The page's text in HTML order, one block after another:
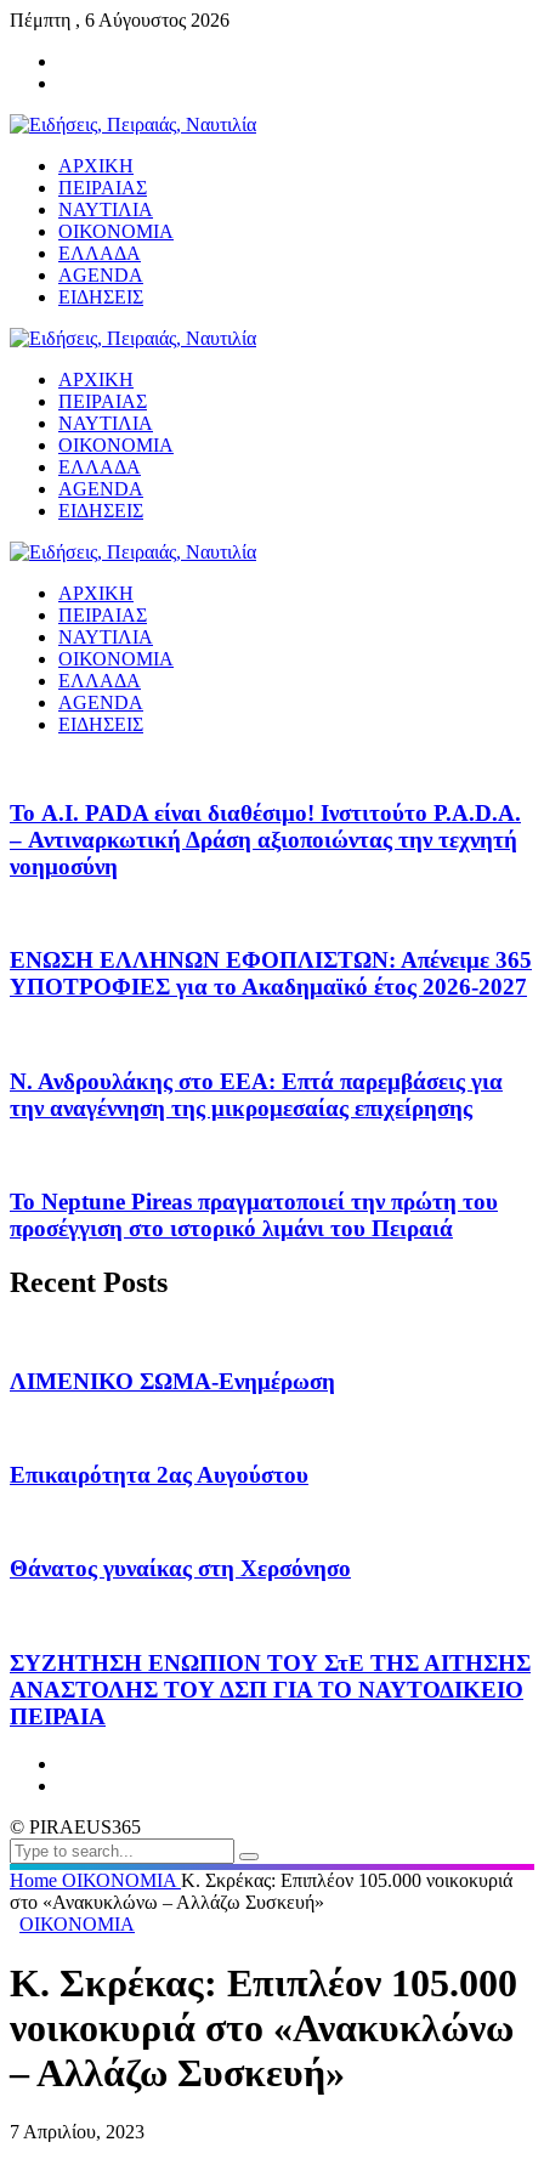
Πέμπτη , 6 Αύγουστος 2026
ΑΡΧΙΚΗ
ΠΕΙΡΑΙΑΣ
ΝΑΥΤΙΛΙΑ
ΟΙΚΟΝΟΜΙΑ
ΕΛΛΑΔΑ
AGENDA
ΕΙΔΗΣΕΙΣ
ΑΡΧΙΚΗ
ΠΕΙΡΑΙΑΣ
ΝΑΥΤΙΛΙΑ
ΟΙΚΟΝΟΜΙΑ
ΕΛΛΑΔΑ
AGENDA
ΕΙΔΗΣΕΙΣ
ΑΡΧΙΚΗ
ΠΕΙΡΑΙΑΣ
ΝΑΥΤΙΛΙΑ
ΟΙΚΟΝΟΜΙΑ
ΕΛΛΑΔΑ
AGENDA
ΕΙΔΗΣΕΙΣ
Το A.I. PADA είναι διαθέσιμο! Ινστιτούτο P.A.D.A.
– Αντιναρκωτική Δράση αξιοποιώντας την τεχνητή
νοημοσύνη
ΕΝΩΣΗ ΕΛΛΗΝΩΝ ΕΦΟΠΛΙΣΤΩΝ: Απένειμε 365
ΥΠΟΤΡΟΦΙΕΣ για το Ακαδημαϊκό έτος 2026-2027
Ν. Ανδρουλάκης στο ΕΕΑ: Επτά παρεμβάσεις για
την αναγέννηση της μικρομεσαίας επιχείρησης
Το Neptune Pireas πραγματοποιεί την πρώτη του
προσέγγιση στο ιστορικό λιμάνι του Πειραιά
Recent Posts
ΛΙΜΕΝΙΚΟ ΣΩΜΑ-Ενημέρωση
Επικαιρότητα 2ας Αυγούστου
Θάνατος γυναίκας στη Χερσόνησο
ΣΥΖΗΤΗΣΗ ΕΝΩΠΙΟΝ ΤΟΥ ΣτΕ ΤΗΣ ΑΙΤΗΣΗΣ
ΑΝΑΣΤΟΛΗΣ ΤΟΥ ΔΣΠ ΓΙΑ ΤΟ ΝΑΥΤΟΔΙΚΕΙΟ
ΠΕΙΡΑΙΑ
© PIRAEUS365
Home ΟΙΚΟΝΟΜΙΑ Κ. Σκρέκας: Επιπλέον 105.000 νοικοκυριά
στο «Ανακυκλώνω – Αλλάζω Συσκευή»
ΟΙΚΟΝΟΜΙΑ
Κ. Σκρέκας: Επιπλέον 105.000
νοικοκυριά στο «Ανακυκλώνω
– Αλλάζω Συσκευή»
7 Απριλίου, 2023